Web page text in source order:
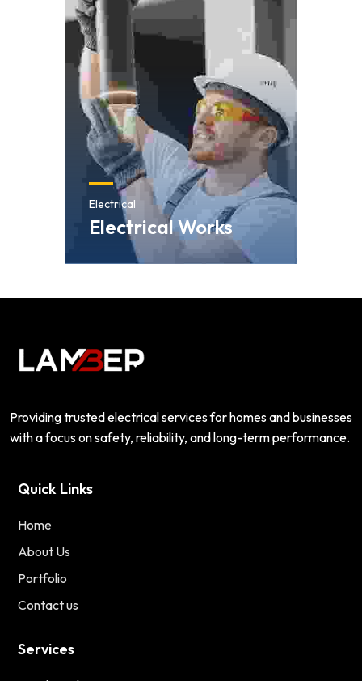
Electrical
Electrical Works
Providing trusted electrical services for homes and businesses
with a focus on safety, reliability, and long-term performance.
Quick Links
Home
About Us
Portfolio
Contact us
Services